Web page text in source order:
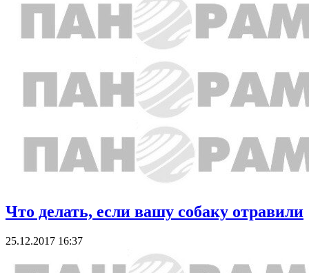
Что делать, если вашу собаку отравили
25.12.2017 16:37